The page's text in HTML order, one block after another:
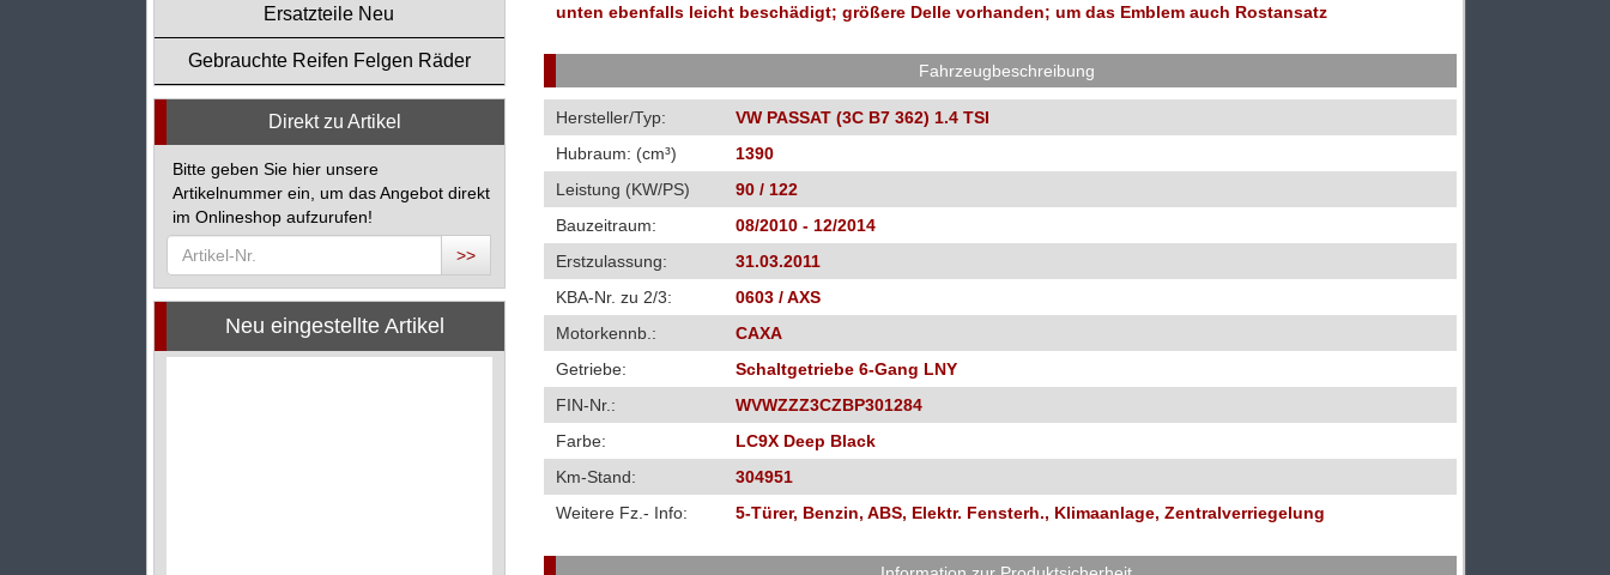
Ersatzteile Neu
Gebrauchte Reifen Felgen Räder
Direkt zu Artikel
Bitte geben Sie hier unsere
Artikelnummer ein, um das Angebot direkt
im Onlineshop aufzurufen!
>>
Neu eingestellte Artikel
unten ebenfalls leicht beschädigt; größere Delle vorhanden; um das Emblem auch Rostansatz
Fahrzeugbeschreibung
Hersteller/Typ:
VW PASSAT (3C B7 362) 1.4 TSI
Hubraum: (cm³)
1390
Leistung (KW/PS)
90 / 122
Bauzeitraum:
08/2010 - 12/2014
Erstzulassung:
31.03.2011
KBA-Nr. zu 2/3:
0603 / AXS
Motorkennb.:
CAXA
Getriebe:
Schaltgetriebe 6-Gang LNY
FIN-Nr.:
WVWZZZ3CZBP301284
Farbe:
LC9X Deep Black
Km-Stand:
304951
Weitere Fz.- Info:
5-Türer, Benzin, ABS, Elektr. Fensterh., Klimaanlage, Zentralverriegelung